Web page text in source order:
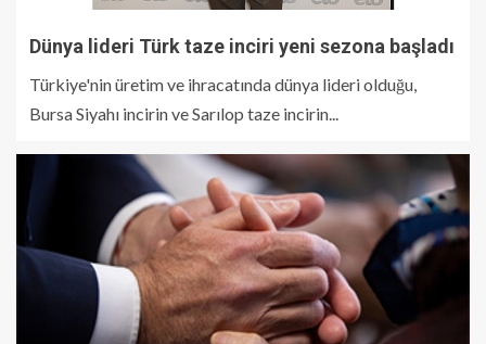
Dünya lideri Türk taze inciri yeni sezona başladı
Türkiye'nin üretim ve ihracatında dünya lideri olduğu,
Bursa Siyahı incirin ve Sarılop taze incirin...